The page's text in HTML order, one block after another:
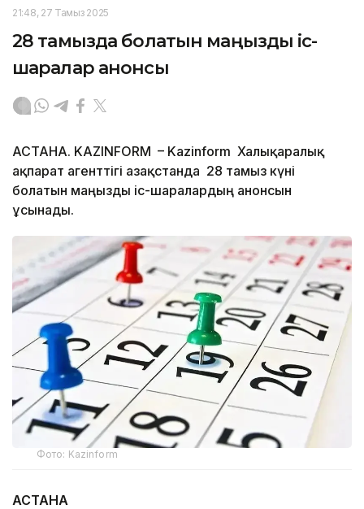
21:48, 27 Тамыз 2025
28 тамызда болатын маңызды іс-
шаралар анонсы
АСТАНА. KAZINFORM – Kazinform Халықаралық
ақпарат агенттігі Қазақстанда 28 тамыз күні
болатын маңызды іс-шаралардың анонсын
ұсынады.
Фото: Kazinform
АСТАНА